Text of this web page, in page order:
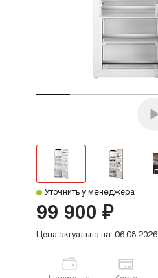
Уточнить у менеджера
Цена актуальна на: 06.08.2026
99 900 ₽